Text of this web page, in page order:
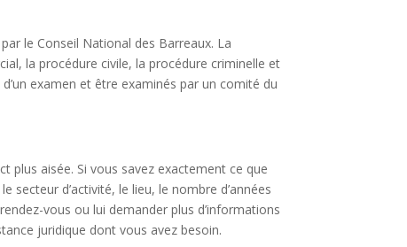
le Conseil National des Barreaux. La
la procédure civile, la procédure criminelle et
examen et être examinés par un comité du
plus aisée. Si vous savez exactement ce que
d’activité, le lieu, le nombre d’années
vous ou lui demander plus d’informations
juridique dont vous avez besoin.